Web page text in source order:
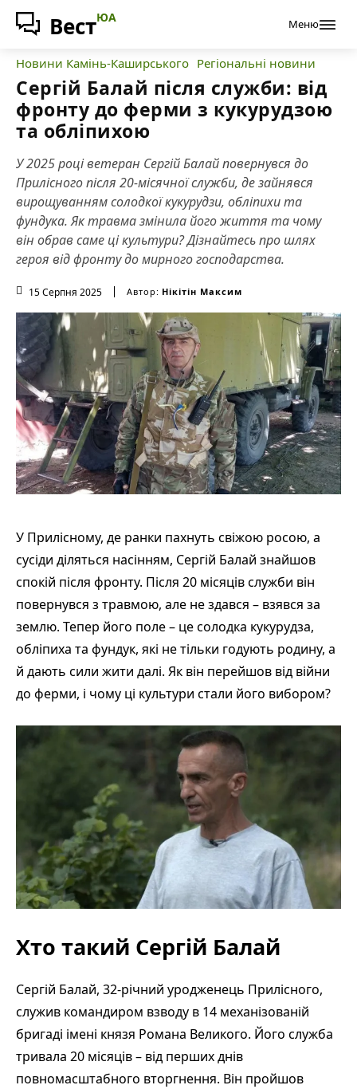
ВестЮА Меню
Новини Камінь-Каширського Регіональні новини
Сергій Балай після служби: від
фронту до ферми з кукурудзою
та обліпихою
У 2025 році ветеран Сергій Балай повернувся до
Прилісного після 20-місячної служби, де зайнявся
вирощуванням солодкої кукурудзи, обліпихи та
фундука. Як травма змінила його життя та чому
він обрав саме ці культури? Дізнайтесь про шлях
героя від фронту до мирного господарства.
15 Серпня 2025 Автор: Нікітін Максим
У Прилісному, де ранки пахнуть свіжою росою, а
сусіди діляться насінням, Сергій Балай знайшов
спокій після фронту. Після 20 місяців служби він
повернувся з травмою, але не здався – взявся за
землю. Тепер його поле – це солодка кукурудза,
обліпиха та фундук, які не тільки годують родину, а
й дають сили жити далі. Як він перейшов від війни
до ферми, і чому ці культури стали його вибором?
Хто такий Сергій Балай
Сергій Балай, 32-річний уродженець Прилісного,
служив командиром взводу в 14 механізованій
бригаді імені князя Романа Великого. Його служба
тривала 20 місяців – від перших днів
повномасштабного вторгнення. Він пройшов